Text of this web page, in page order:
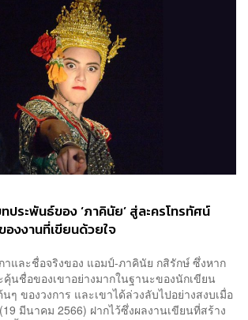
ประพันธ์ของ ‘ภาคินัย’ สู่ละครโทรทัศน์
องงานที่เขียนด้วยใจ
และชื่อจริงของ แอมป์-ภาคินัย กสิรักษ์ ซึ่งหาก
นชื่อของเขาอย่างมากในฐานะของนักเขียน
ของวงการ และเขาได้ล่วงลับไปอย่างสงบเมื่อ
มีนาคม 2566) ฝากไว้ซึ่งผลงานเขียนที่สร้าง